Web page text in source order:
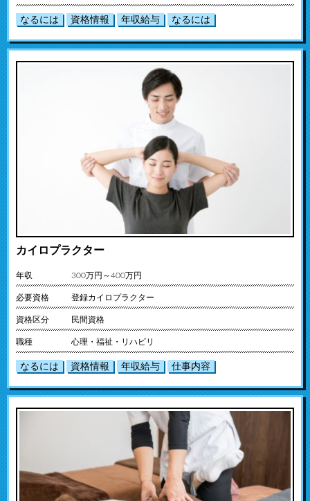
なるには 資格情報 年収給与 なるには
カイロプラクター
年収 300万円～400万円
必要資格 登録カイロプラクター
資格区分 民間資格
職種 心理・福祉・リハビリ
なるには 資格情報 年収給与 仕事内容